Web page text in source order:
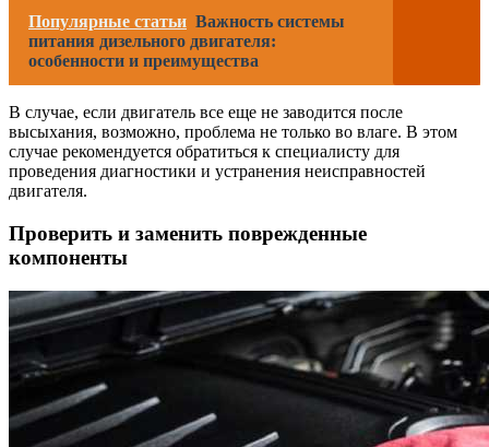
Популярные статьи Важность системы
питания дизельного двигателя:
особенности и преимущества
В случае, если двигатель все еще не заводится после
высыхания, возможно, проблема не только во влаге. В этом
случае рекомендуется обратиться к специалисту для
проведения диагностики и устранения неисправностей
двигателя.
Проверить и заменить поврежденные
компоненты